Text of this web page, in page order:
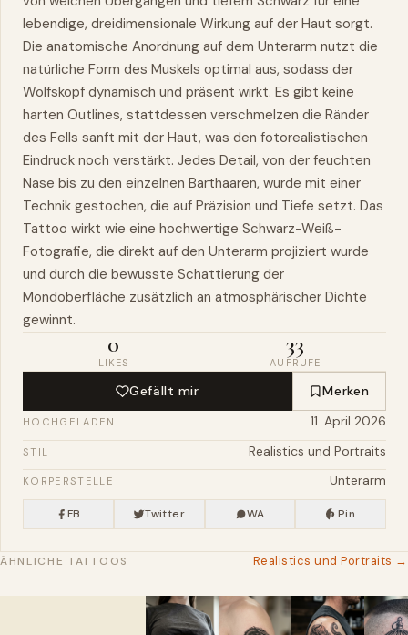
lebendige, dreidimensionale Wirkung auf der Haut sorgt.
Die anatomische Anordnung auf dem Unterarm nutzt die
natürliche Form des Muskels optimal aus, sodass der
Wolfskopf dynamisch und präsent wirkt. Es gibt keine
harten Outlines, stattdessen verschmelzen die Ränder
des Fells sanft mit der Haut, was den fotorealistischen
Eindruck noch verstärkt. Jedes Detail, von der feuchten
Nase bis zu den einzelnen Barthaaren, wurde mit einer
Technik gestochen, die auf Präzision und Tiefe setzt. Das
Tattoo wirkt wie eine hochwertige Schwarz-Weiß-
Fotografie, die direkt auf den Unterarm projiziert wurde
und durch die bewusste Schattierung der
Mondoberfläche zusätzlich an atmosphärischer Dichte
gewinnt.
0
LIKES
33
AUFRUFE
Gefällt mir Merken
HOCHGELADEN 11. April 2026
STIL Realistics und Portraits
KÖRPERSTELLE Unterarm
FB Twitter WA Pin
ÄHNLICHE TATTOOS Realistics und Portraits →